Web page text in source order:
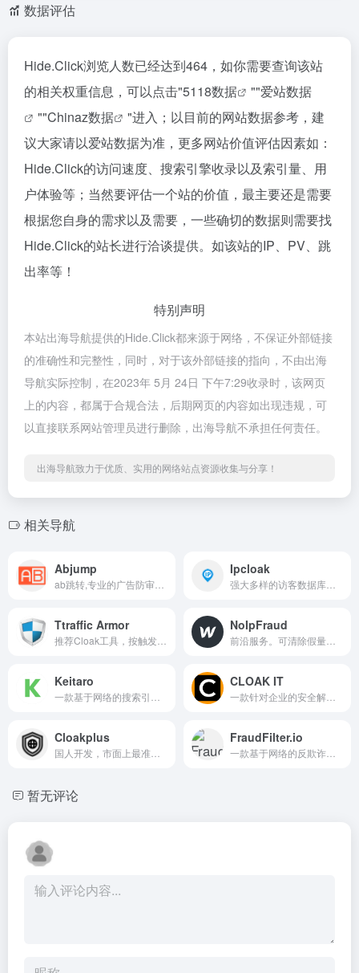
数据评估
Hide.Click浏览人数已经达到464，如你需要查询该站
的相关权重信息，可以点击"5118数据 ""爱站数据
""Chinaz数据
"进入；以目前的网站数据参考，建
议大家请以爱站数据为准，更多网站价值评估因素如：
Hide.Click的访问速度、搜索引擎收录以及索引量、用
户体验等；当然要评估一个站的价值，最主要还是需要
根据您自身的需求以及需要，一些确切的数据则需要找
Hide.Click的站长进行洽谈提供。如该站的IP、PV、跳
出率等！
特别声明
本站出海导航提供的Hide.Click都来源于网络，不保证外部链接
的准确性和完整性，同时，对于该外部链接的指向，不由出海
导航实际控制，在2023年 5月 24日 下午7:29收录时，该网页
上的内容，都属于合规合法，后期网页的内容如出现违规，可
以直接联系网站管理员进行删除，出海导航不承担任何责任。
出海导航致力于优质、实用的网络站点资源收集与分享！
相关导航
Abjump Ipcloak
Ttraffic Armor NoIpFraud
Keitaro CLOAK IT
Cloakplus FraudFilter.io
暂无评论